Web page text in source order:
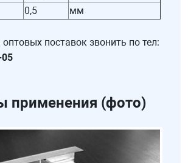
0,5 мм
поставок звонить по тел:
применения (фото)